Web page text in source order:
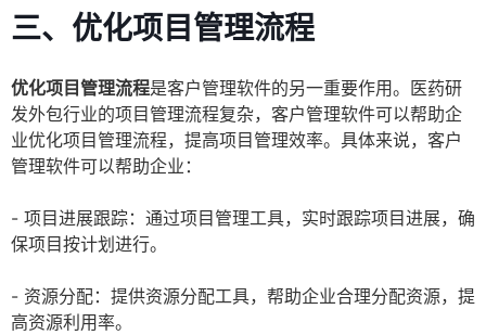
三、优化项目管理流程
优化项目管理流程是客户管理软件的另一重要作用。医药研
发外包行业的项目管理流程复杂，客户管理软件可以帮助企
业优化项目管理流程，提高项目管理效率。具体来说，客户
管理软件可以帮助企业：
- 项目进展跟踪：通过项目管理工具，实时跟踪项目进展，确
保项目按计划进行。
- 资源分配：提供资源分配工具，帮助企业合理分配资源，提
高资源利用率。